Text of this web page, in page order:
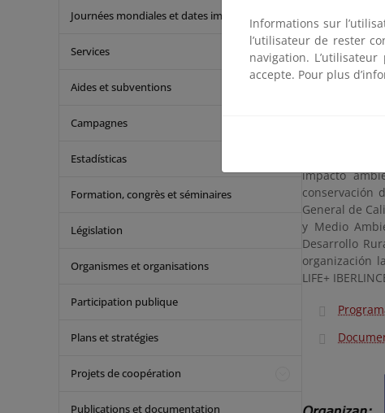
Journées mondiales et dates importantes
Services
Aides et subventions
Campagnes
Estadísticas
Formation, congrès et séminaires
Législation
Organismes et organisations
Participation publique
Plans et stratégies
Projets de coopération
Publications et documentation
con los
planificación
fortalecer la
de
ediciones,
impacto
conservación
General de
y Medio
Desarrollo
organización
LIFE+
Informations sur
l’utilisateur de rester
navigation.
accepte. Pour plus